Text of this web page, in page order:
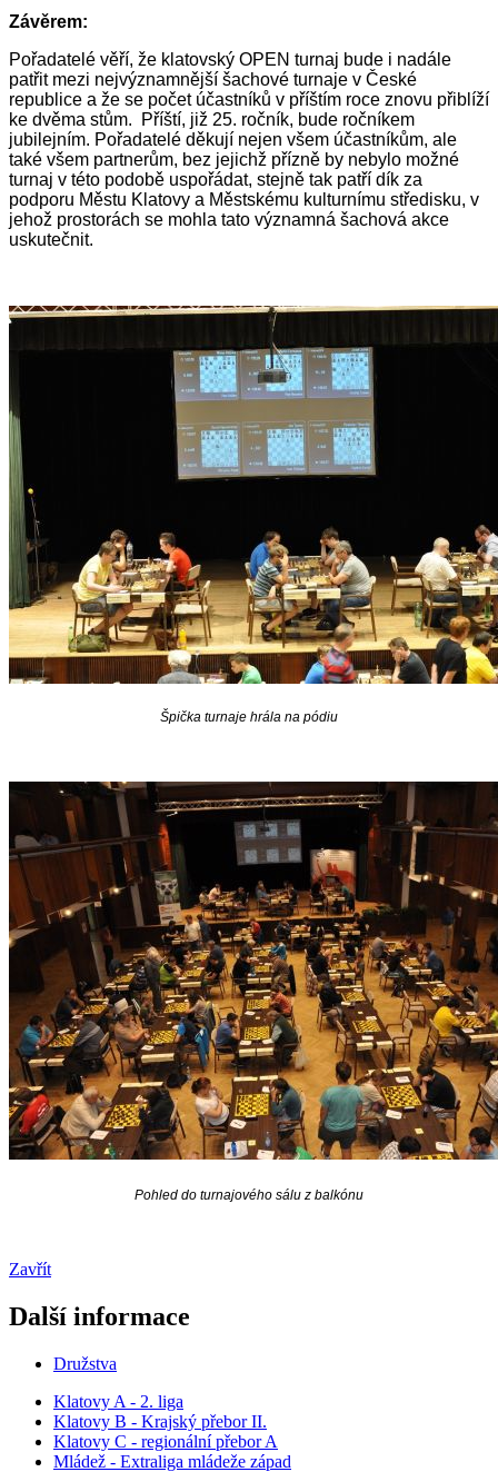
Závěrem:
Pořadatelé věří, že klatovský OPEN turnaj bude i nadále
patřit mezi nejvýznamnější šachové turnaje v České
republice a že se počet účastníků v příštím roce znovu přiblíží
ke dvěma stům. Příští, již 25. ročník, bude ročníkem
jubilejním. Pořadatelé děkují nejen všem účastníkům, ale
také všem partnerům, bez jejichž přízně by nebylo možné
turnaj v této podobě uspořádat, stejně tak patří dík za
podporu Městu Klatovy a Městskému kulturnímu středisku, v
jehož prostorách se mohla tato významná šachová akce
uskutečnit.
Špička turnaje hrála na pódiu
Pohled do turnajového sálu z balkónu
Zavřít
Další informace
Družstva
Klatovy A - 2. liga
Klatovy B - Krajský přebor II.
Klatovy C - regionální přebor A
Mládež - Extraliga mládeže západ